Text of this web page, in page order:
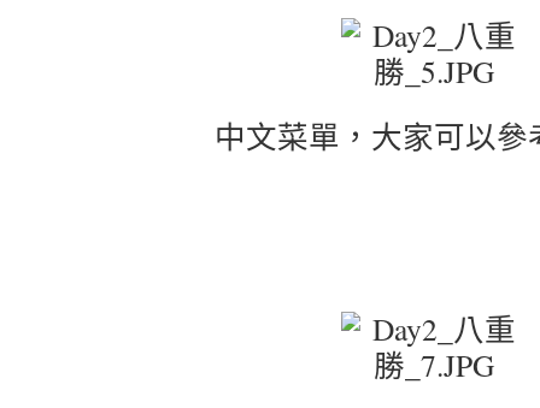
中文菜單，大家可以參